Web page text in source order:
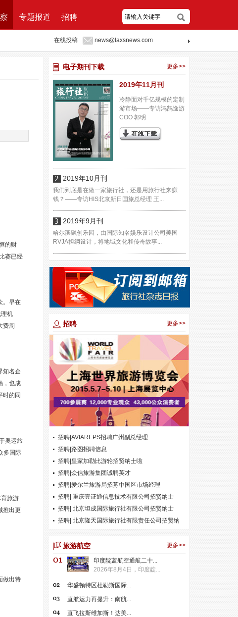
专题报道 招聘
在线投稿 news@laxsnews.com
的财
赛已经
。早在
机
费周
知名企
，也成
时的同
奥运旅
多国际
旅游
推出更
做出特
更多>>
电子期刊下载
2019年11月刊
冷静面对千亿规模的定制
游市场——专访鸿鹄逸游
COO 郭明
2019年10月刊
我们到底是在做一家旅行社，还是用旅行社来赚
钱？——专访HIS北京新日国旅总经理 王...
2019年9月刊
哈尔滨融创乐园，由国际知名娱乐设计公司美国
RVJA担纲设计，将地域文化和传奇故事...
更多>>
招聘
招聘|AVIAREPS招聘广州副总经理
招聘|路图招聘信息
招聘|皇家加勒比游轮招贤纳士啦
招聘|众信旅游集团诚聘英才
招聘|爱尔兰旅游局招募中国区市场经理
招聘| 重庆壹证通信息技术有限公司招贤纳士
招聘| 北京坦成国际旅行社有限公司招贤纳士
招聘| 北京隆天国际旅行社有限责任公司招贤纳
更多>>
旅游航空
印度靛蓝航空通航二十...
2026年8月4日，印度靛...
华盛顿特区杜勒斯国际...
直航运力再提升：南航...
直飞拉斯维加斯！达美...